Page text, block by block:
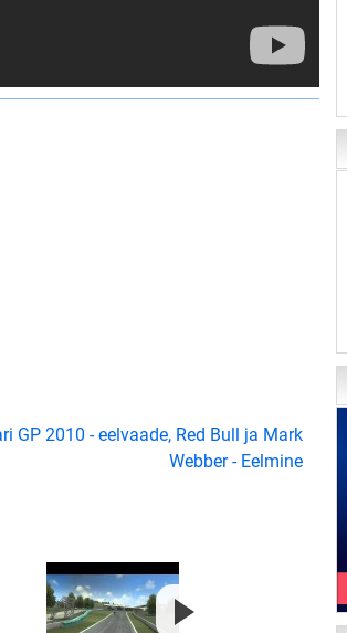
GP 2010 - eelvaade, Red Bull ja Mark
Webber - Eelmine